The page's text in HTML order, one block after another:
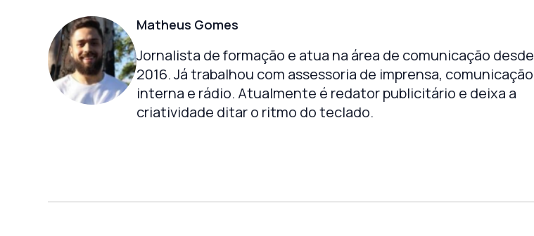
Matheus Gomes
Jornalista de formação e atua na área de comunicação desde
2016. Já trabalhou com assessoria de imprensa, comunicação
interna e rádio. Atualmente é redator publicitário e deixa a
criatividade ditar o ritmo do teclado.